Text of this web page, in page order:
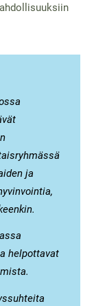
ja
helpottavat